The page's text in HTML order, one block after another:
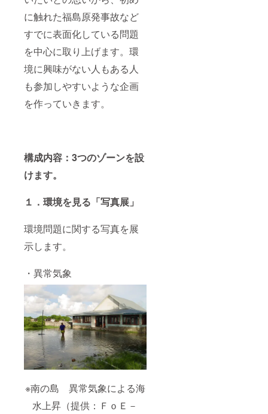
に触れた福島原発事故など
すでに表面化している問題
を中心に取り上げます。環
境に興味がない人もある人
も参加しやすいような企画
を作っていきます。
構成内容：3つのゾーンを設
けます。
１．環境を見る「写真展」
環境問題に関する写真を展
示します。
・異常気象
※南の島 異常気象による海
水上昇（提供：ＦｏＥ－